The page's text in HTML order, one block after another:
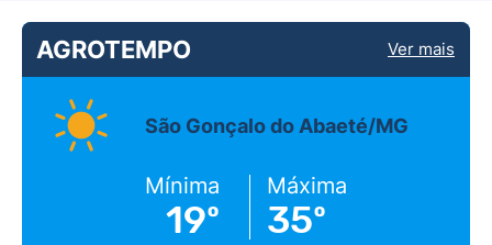
AGROTEMPO Ver mais
São Gonçalo do Abaeté/MG
Mínima
19º
Máxima
35º